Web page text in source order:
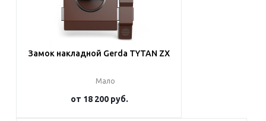
Замок накладной Gerda TYTAN ZX
Мало
от 18 200 руб.